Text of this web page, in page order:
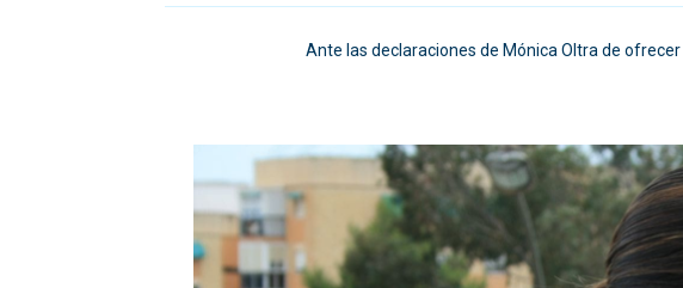
Ante las declaraciones de Mónica Oltra de